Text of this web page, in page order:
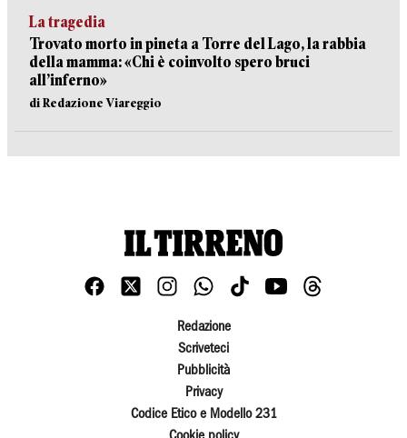
La tragedia
Trovato morto in pineta a Torre del Lago, la rabbia
della mamma: «Chi è coinvolto spero bruci
all’inferno»
di Redazione Viareggio
Redazione
Scriveteci
Pubblicità
Privacy
Codice Etico e Modello 231